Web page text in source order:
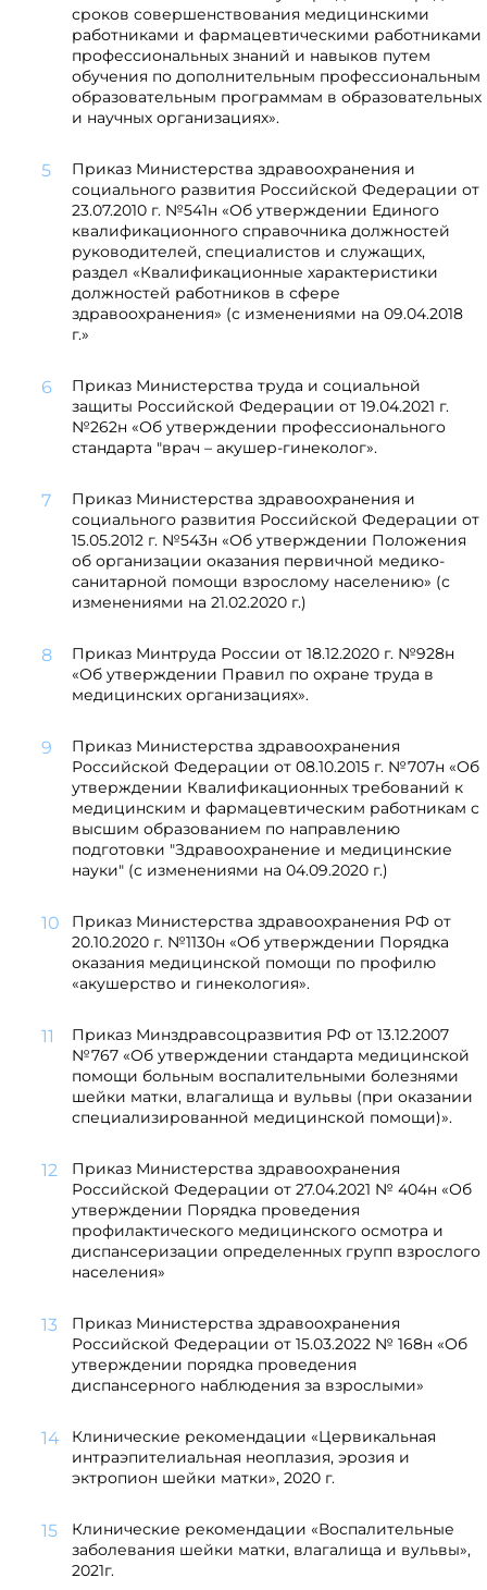
сроков совершенствования медицинскими
работниками и фармацевтическими работниками
профессиональных знаний и навыков путем
обучения по дополнительным профессиональным
образовательным программам в образовательных
и научных организациях».
Приказ Министерства здравоохранения и
социального развития Российской Федерации от
23.07.2010 г. №541н «Об утверждении Единого
квалификационного справочника должностей
руководителей, специалистов и служащих,
раздел «Квалификационные характеристики
должностей работников в сфере
здравоохранения» (с изменениями на 09.04.2018
г.»
Приказ Министерства труда и социальной
защиты Российской Федерации от 19.04.2021 г.
№262н «Об утверждении профессионального
стандарта "врач – акушер-гинеколог».
Приказ Министерства здравоохранения и
социального развития Российской Федерации от
15.05.2012 г. №543н «Об утверждении Положения
об организации оказания первичной медико-
санитарной помощи взрослому населению» (с
изменениями на 21.02.2020 г.)
Приказ Минтруда России от 18.12.2020 г. №928н
«Об утверждении Правил по охране труда в
медицинских организациях».
Приказ Министерства здравоохранения
Российской Федерации от 08.10.2015 г. №707н «Об
утверждении Квалификационных требований к
медицинским и фармацевтическим работникам с
высшим образованием по направлению
подготовки "Здравоохранение и медицинские
науки" (с изменениями на 04.09.2020 г.)
Приказ Министерства здравоохранения РФ от
20.10.2020 г. №1130н «Об утверждении Порядка
оказания медицинской помощи по профилю
«акушерство и гинекология».
Приказ Минздравсоцразвития РФ от 13.12.2007
№767 «Об утверждении стандарта медицинской
помощи больным воспалительными болезнями
шейки матки, влагалища и вульвы (при оказании
специализированной медицинской помощи)».
Приказ Министерства здравоохранения
Российской Федерации от 27.04.2021 № 404н «Об
утверждении Порядка проведения
профилактического медицинского осмотра и
диспансеризации определенных групп взрослого
населения»
Приказ Министерства здравоохранения
Российской Федерации от 15.03.2022 № 168н «Об
утверждении порядка проведения
диспансерного наблюдения за взрослыми»
Клинические рекомендации «Цервикальная
интраэпителиальная неоплазия, эрозия и
эктропион шейки матки», 2020 г.
Клинические рекомендации «Воспалительные
заболевания шейки матки, влагалища и вульвы»,
2021г.